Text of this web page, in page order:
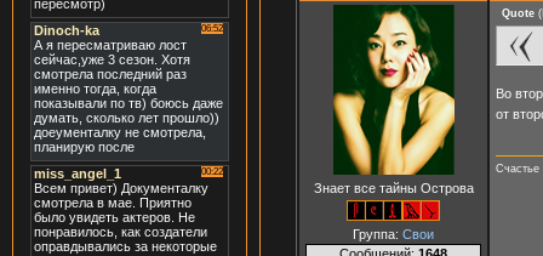
Знает все тайны Острова
Группа: Свои
Quote (
Во
от
Счастье